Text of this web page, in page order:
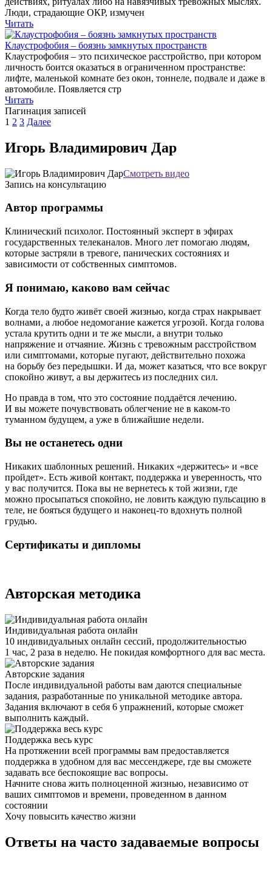
Люди, страдающие ОКР, измучен
Читать
Клаустрофобия – боязнь замкнутых пространств
Клаустрофобия – это психическое расстройство, при котором
личность боится оказаться в ограниченном пространстве:
лифте, маленькой комнате без окон, тоннеле, подвале и даже в
автомобиле. Появляется стр
Читать
Пагинация записей
1 2 3 Далее
Игорь Владимирович Дар
Смотреть видео
Запись на консультацию
Автор программы
Клинический психолог. Постоянный эксперт в эфирах
государственных телеканалов. Много лет помогаю людям,
которые застряли в тревоге, панических состояниях и
зависимости от собственных симптомов.
Я понимаю, каково вам сейчас
Когда тело будто живёт своей жизнью, когда страх накрывает
волнами, а любое недомогание кажется угрозой. Когда голова
устала крутить одни и те же мысли, а внутри только
напряжение и отчаяние. Жизнь с тревожным расстройством
или симптомами, которые пугают, действительно похожа
на борьбу без передышки. И да, может казаться, что все вокруг
спокойно живут, а вы держитесь из последних сил.
Но правда в том, что это состояние поддаётся лечению.
И вы можете почувствовать облегчение не в каком‑то
туманном будущем, а уже в ближайшие недели.
Вы не останетесь одни
Никаких шаблонных решений. Никаких «держитесь» и «все
пройдет». Есть живой контакт, поддержка и уверенность, что
у вас получится. Пока вы не вернетесь к той жизни, где
можно просыпаться спокойно, не ловить каждую пульсацию в
теле, не бояться будущего и наконец-то вдохнуть полной
грудью.
Сертификаты и дипломы
Авторская методика
Индивидуальная работа онлайн
10 индивидуальных онлайн сессий, продолжительностью
1 час, 2 раза в неделю. Не покидая комфортного для вас места.
Авторские задания
После индивидуальной работы вам даются специальные
задания, разработанные по уникальной методике автора.
Задания включают в себя 6 упражнений, которые сможет
выполнить каждый.
Поддержка весь курс
На протяжении всей программы вам предоставляется
поддержка в удобном для вас мессенджере, где вы сможете
задавать все беспокоящие вас вопросы.
Начните снова жить полноценной жизнью, независимо от
ваших симптомов и времени, проведенном в данном
состоянии
Хочу повысить качество жизни
Ответы на часто задаваемые вопросы